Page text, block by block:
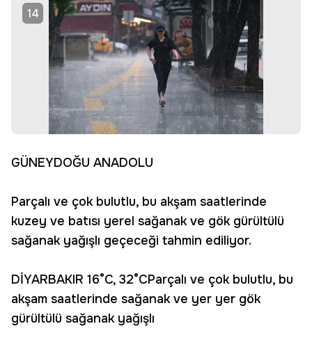
14
GÜNEYDOĞU ANADOLU
Parçalı ve çok bulutlu, bu akşam saatlerinde
kuzey ve batısı yerel sağanak ve gök gürültülü
sağanak yağışlı geçeceği tahmin ediliyor.
DİYARBAKIR 16°C, 32°CParçalı ve çok bulutlu, bu
akşam saatlerinde sağanak ve yer yer gök
gürültülü sağanak yağışlı